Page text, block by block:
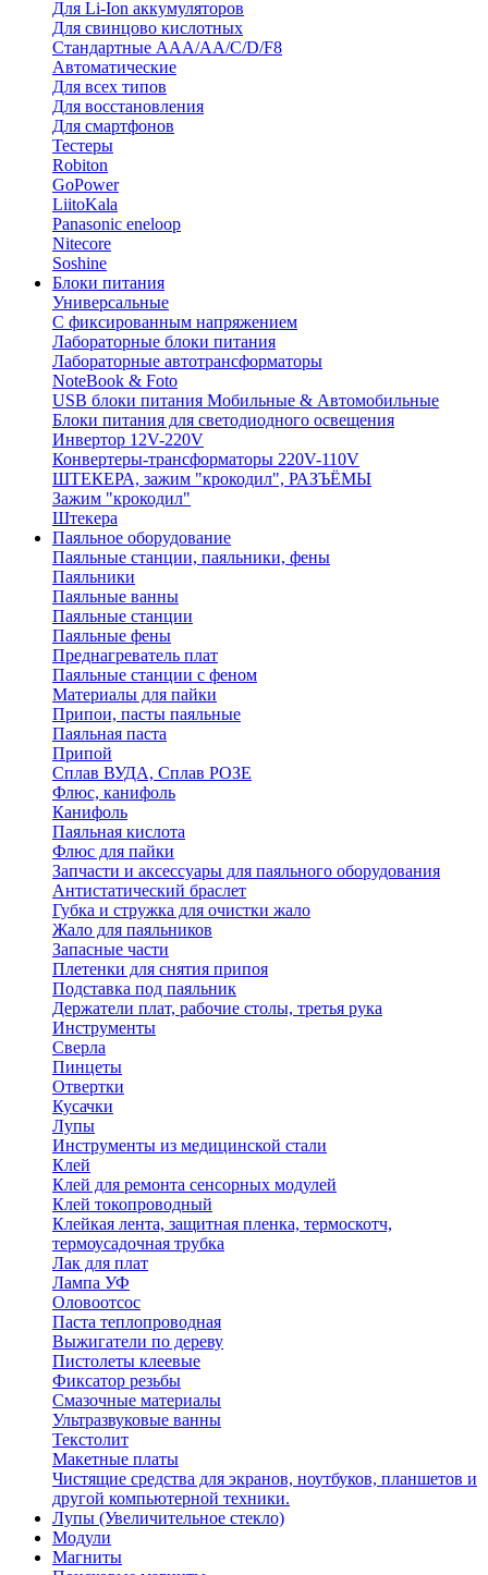
Для Li-Ion аккумуляторов
Для свинцово кислотных
Стандартные ААА/АА/С/D/F8
Автоматические
Для всех типов
Для восстановления
Для смартфонов
Тестеры
Robiton
GoPower
LiitoKala
Panasonic eneloop
Nitecore
Soshine
Блоки питания
Универсальные
C фиксированным напряжением
Лабораторные блоки питания
Лабораторные автотрансформаторы
NoteBook & Foto
USB блоки питания Мобильные & Автомобильные
Блоки питания для светодиодного освещения
Инвертор 12V-220V
Конвертеры-трансформаторы 220V-110V
ШТЕКЕРА, зажим "крокодил", РАЗЪЁМЫ
Зажим "крокодил"
Штекера
Паяльное оборудование
Паяльные станции, паяльники, фены
Паяльники
Паяльные ванны
Паяльные станции
Паяльные фены
Преднагреватель плат
Паяльные станции с феном
Материалы для пайки
Припои, пасты паяльные
Паяльная паста
Припой
Сплав ВУДА, Сплав РОЗЕ
Флюс, канифоль
Канифоль
Паяльная кислота
Флюс для пайки
Запчасти и аксессуары для паяльного оборудования
Антистатический браслет
Губка и стружка для очистки жало
Жало для паяльников
Запасные части
Плетенки для снятия припоя
Подставка под паяльник
Держатели плат, рабочие столы, третья рука
Инструменты
Сверла
Пинцеты
Отвертки
Кусачки
Лупы
Инструменты из медицинской стали
Клей
Клей для ремонта сенсорных модулей
Клей токопроводный
Клейкая лента, защитная пленка, термоскотч,
термоусадочная трубка
Лак для плат
Лампа УФ
Оловоотсос
Паста теплопроводная
Выжигатели по дереву
Пистолеты клеевые
Фиксатор резьбы
Смазочные материалы
Ультразвуковые ванны
Текстолит
Макетные платы
Чистящие средства для экранов, ноутбуков, планшетов и
другой компьютерной техники.
Лупы (Увеличительное стекло)
Модули
Магниты